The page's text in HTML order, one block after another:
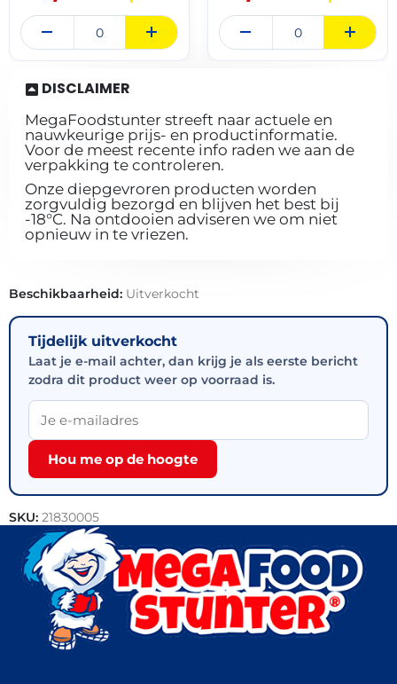
DISCLAIMER
MegaFoodstunter streeft naar actuele en
nauwkeurige prijs- en productinformatie.
Voor de meest recente info raden we aan de
verpakking te controleren.
Onze diepgevroren producten worden
zorgvuldig bezorgd en blijven het best bij
-18°C. Na ontdooien adviseren we om niet
opnieuw in te vriezen.
Beschikbaarheid: Uitverkocht
Tijdelijk uitverkocht
Laat je e-mail achter, dan krijg je als eerste bericht
zodra dit product weer op voorraad is.
Hou me op de hoogte
SKU: 21830005
Categorieën:Bakkerij